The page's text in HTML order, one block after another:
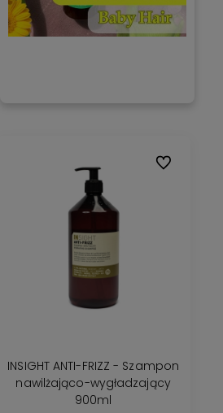
INSIGHT ANTI-FRIZZ - Szampon
nawilżająco-wygładzający
900ml
Do